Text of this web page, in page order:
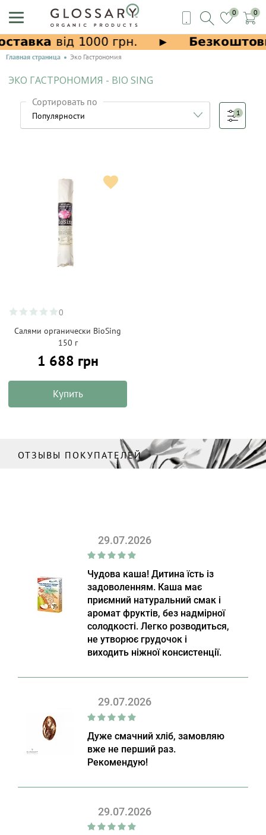
0 0
Главная страница Эко Гастрономия
ЭКО ГАСТРОНОМИЯ - BIO SING
Сортировать по
1
0
Салями органически BioSing
150 г
1 688 грн
Купить
ОТЗЫВЫ ПОКУПАТЕЛЕЙ
29.07.2026
Чудова каша! Дитина їсть із
задоволенням. Каша має
приємний натуральний смак і
аромат фруктів, без надмірної
солодкості. Легко розводиться,
не утворює грудочок і
виходить ніжної консистенції.
29.07.2026
Дуже смачний хліб, замовляю
вже не перший раз.
Рекомендую!
29.07.2026